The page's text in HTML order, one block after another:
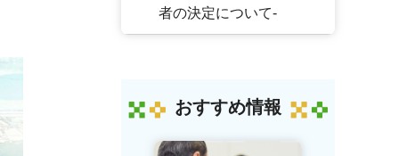
者の決定について-
おすすめ情報